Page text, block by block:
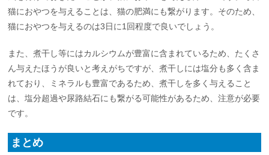
猫におやつを与えることは、猫の肥満にも繋がります。そのため、
猫におやつを与えるのは3日に1回程度で良いでしょう。
また、煮干し等にはカルシウムが豊富に含まれているため、たくさ
ん与えたほうが良いと考えがちですが、煮干しには塩分も多く含ま
れており、ミネラルも豊富であるため、煮干しを多く与えること
は、塩分超過や尿路結石にも繋がる可能性があるため、注意が必要
です。
まとめ